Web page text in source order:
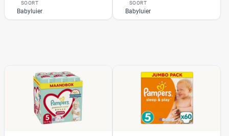
Jongen
Drogist
Etos
SOORT
Babyluier
SOORT
Babyluier